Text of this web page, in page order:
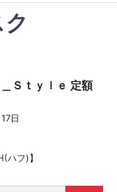
Ｓｔｙｌｅ 定額
日
ハフ)】